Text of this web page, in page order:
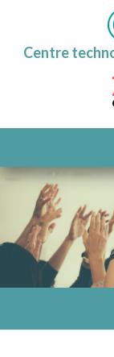
Centre
AU
CONTENU